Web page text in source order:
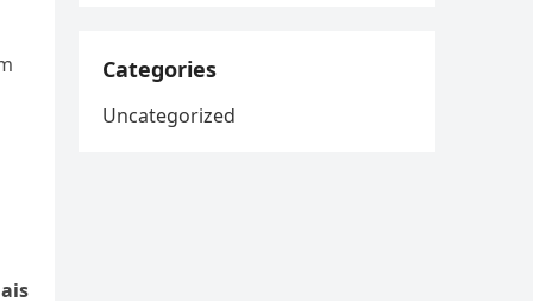
Categories
Uncategorized